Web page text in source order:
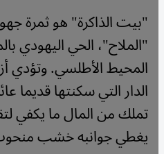
"بيت الذاكرة" هو ثمرة
"الملاح"، الحي اليهودي
المحيط الأطلسي. وتؤدي
الدار التي سكنتها قديما
تملك من المال ما يكفي
يغطي جوانبه خشب